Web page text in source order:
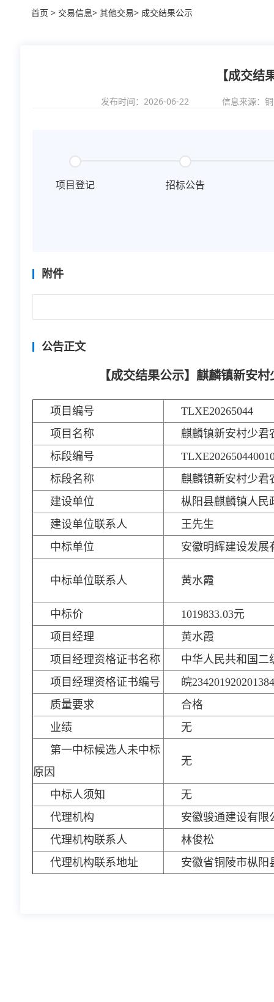
首页 > 交易信息> 其他交易> 成交结果公示
【成交
发布时间：2026-06-22 信息来源：
项目登记 招标公告
附件
公告正文
【成交结果公示】麒麟镇新安
项目编号
TLXE20265044
项目名称
麒麟镇新安村少君
标段编号
标段名称
麒麟镇新安村少君
建设单位
枞阳县麒麟镇人民
建设单位联系人
王先生
中标单位
安徽明辉建设发展
中标单位联系人 黄水霞
中标价
1019833.03元
项目经理
黄水霞
项目经理资格证书名称
中华人民共和国二
项目经理资格证书编号
皖
质量要求
合格
业绩
无
第一中标候选人未中标
原因
无
中标人须知
无
代理机构
安徽骏通建设有限
代理机构联系人
林俊松
代理机构联系地址
安徽省铜陵市枞阳